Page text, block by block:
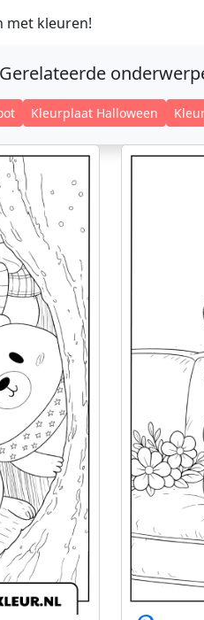
met kleuren!
Gerelateerde
Kleurplaat Halloween